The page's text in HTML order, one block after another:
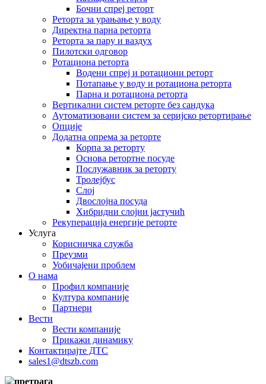
Бочни спреј реторт
Реторта за урањање у воду
Директна парна реторта
Реторта за пару и ваздух
Пилотски одговор
Ротациона реторта
Водени спреј и ротациони реторт
Потапање у воду и ротациона реторта
Парна и ротациона реторта
Вертикални систем реторте без сандука
Аутоматизовани систем за серијско ретортирање
Опције
Додатна опрема за реторте
Корпа за реторту
Основа ретортне посуде
Послужавник за реторту
Тролејбус
Слој
Двослојна посуда
Хибридни слојни јастучић
Рекуперација енергије реторте
Услуга
Корисничка служба
Преузми
Уобичајени проблем
О нама
Профил компаније
Култура компаније
Партнери
Вести
Вести компаније
Прикажи динамику
Контактирајте ДТС
sales1@dtszb.com